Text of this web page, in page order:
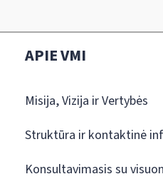
APIE VMI
Misija, Vizija ir Vertybės
Struktūra ir kontaktinė
Konsultavimasis su